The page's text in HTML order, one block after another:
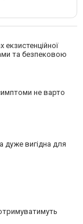
та безпековою
не варто
дуже вигідна для